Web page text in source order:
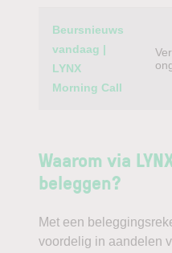
Beursnieuws
vandaag |
LYNX
Morning Call
Waarom via
beleggen?
Met een
voordelig in aandelen